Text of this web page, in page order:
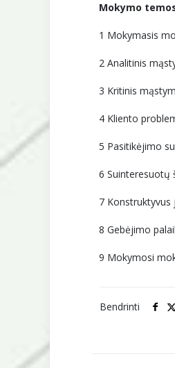
Mokymo
1 Mokymasis
2 Analitinis
3 Kritinis
4 Kliento
5 Pasitikėjimo
6 Suinteresuotų
7 Konstruktyvus
8 Gebėjimo
9 Mokymosi
Bendrinti